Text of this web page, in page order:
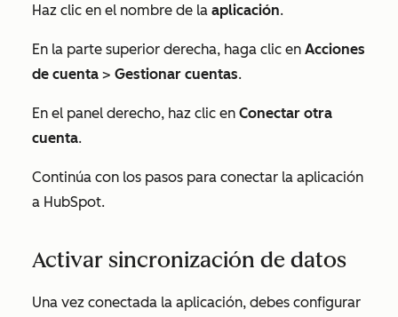
Haz clic en el nombre de la aplicación.
En la parte superior derecha, haga clic en Acciones
de cuenta > Gestionar cuentas.
En el panel derecho, haz clic en Conectar otra
cuenta.
Continúa con los pasos para conectar la aplicación
a HubSpot.
Activar sincronización de datos
Una vez conectada la aplicación, debes configurar